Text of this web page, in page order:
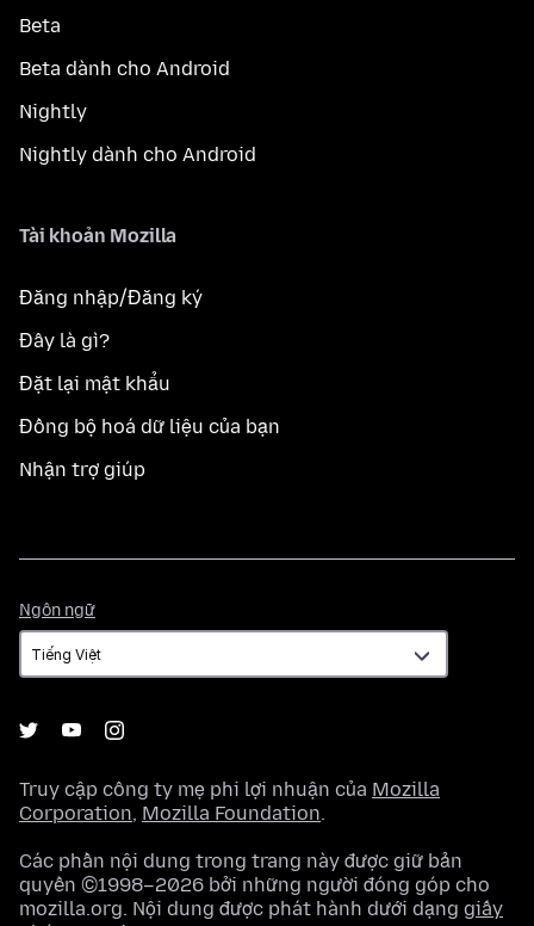
Beta
Beta dành cho Android
Nightly
Nightly dành cho Android
Tài khoản Mozilla
Đăng nhập/Đăng ký
Đây là gì?
Đặt lại mật khẩu
Đồng bộ hoá dữ liệu của bạn
Nhận trợ giúp
Ngôn ngữ
ngữ
Truy cập công ty mẹ phi lợi nhuận của Mozilla
Corporation, Mozilla Foundation.
Các phần nội dung trong trang này được giữ bản
quyền ©1998–2026 bởi những người đóng góp cho
mozilla.org. Nội dung được phát hành dưới dạng giấy